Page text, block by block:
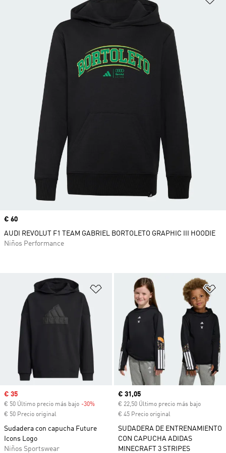
Añadir a la lista de deseos
Precio de venta
€ 35
€ 50 Último precio más bajo -30% Descuento
€ 50 Precio original
Sudadera con capucha Future
Icons Logo
Niños Sportswear
Precio actual
€ 31,05
€ 22,50 Último precio más bajo
€ 45 Precio original
SUDADERA DE ENTRENAMIENTO
CON CAPUCHA ADIDAS
MINECRAFT 3 STRIPES
Precio
€ 60
AUDI REVOLUT F1 TEAM GABRIEL BORTOLETO GRAPHIC III HOODIE
Niños Performance